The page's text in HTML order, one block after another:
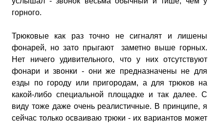
горного.
Трюковые как раз точно не сигналят и лишены
фонарей, но зато прыгают заметно выше горных.
Нет ничего удивительного, что у них отсутствуют
фонари и звонки - они же предназначены не для
езды по городу или пригородам, а для трюков на
какой-либо специальной площадке и так далее. С
виду тоже даже очень реалистичные. В принципе, я
сейчас только осваиваю трюки - их вариантов может